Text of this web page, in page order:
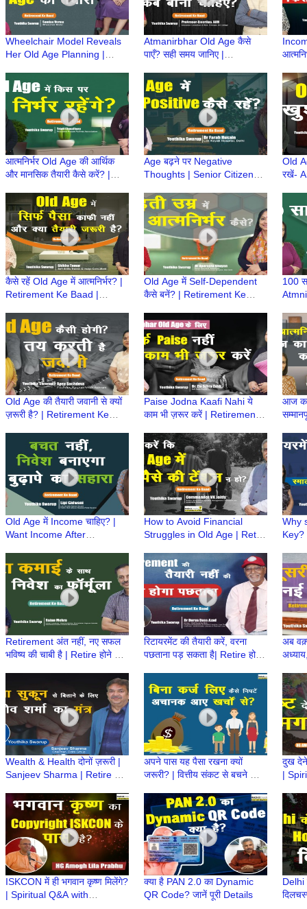
Wheelchair Model Reveals
Her Old Age Planning |
| Retirement Ke Baad
Atmanirbhar Old Age कैसे
पाएँ? सही समय जानिए |
| Retirement Ke Baad
|
आत्मनिर्भर Old Age की आर्थिक
और मानसिक तैयारी कैसे करें? |
Age बढ़ने पर Negative
Thoughts | Senior Citizens |
| Retirement Ke Baad
Old
रखें-
कैसे रहें Old Age में आत्मनिर्भर? |
Retirement Ke Baad |
Old Age में Self-Dependent
कैसे बनें? | Retirement Ke
की तैयारी
100
Old Age की तैयारी जवानी से क्यों
ज़रूरी है? | Retirement Ke
की तैयारी
Paise Jodna Kaafi Nahi ये
काम भी ज़रूर करें | Retirement
Age की तैयारी
आज
होने के
Old Age में Income चाहिए? |
Want Income After
बाद क्या? | Retirement Ke
Baad
How to Avoid Financial
Struggles in Old Age | Retire
Ke Baad
Why
Key?
Retirement अंत नहीं, नए सफल
भविष्य की चाबी है | Retire होने के
रिटायरमेंट की तैयारी करें, वरना
पछताना पड़ सकता है| Retire होने
ke baad
अब
Baad
Wealth & Health दोनों ज़रूरी |
Sanjeev Sharma | Retire होने
ke baad
अपने पास यह पैसा रखना क्यों
जरूरी? | वित्तीय संकट से बचने का
Fund क्यों?
दुख
|
ISKCON में ही भगवान कृष्ण मिलेंगे?
| Spiritual Q&A with
क्या है PAN 2.0 का Dynamic
QR Code? जानें पूरी Details
Delhi